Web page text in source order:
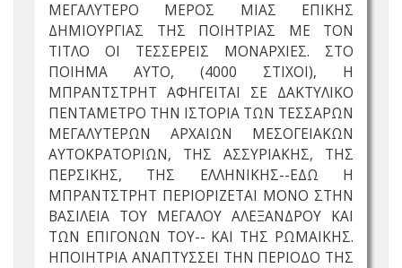
ΜΕΓΑΛΥΤΕΡΟ ΜΕΡΟΣ ΜΙΑΣ ΕΠΙΚΗΣ
ΔΗΜΙΟΥΡΓΙΑΣ ΤΗΣ ΠΟΙΗΤΡΙΑΣ ΜΕ ΤΟΝ
ΤΙΤΛΟ ΟΙ ΤΕΣΣΕΡΕΙΣ ΜΟΝΑΡΧΙΕΣ. ΣΤΟ
ΠΟΙΗΜΑ ΑΥΤΟ, (4000 ΣΤΙΧΟΙ), Η
ΜΠΡΑΝΤΣΤΡΗΤ ΑΦΗΓΕΙΤΑΙ ΣΕ ΔΑΚΤΥΛΙΚΟ
ΠΕΝΤΑΜΕΤΡΟ ΤΗΝ ΙΣΤΟΡΙΑ ΤΩΝ ΤΕΣΣΑΡΩΝ
ΜΕΓΑΛΥΤΕΡΩΝ ΑΡΧΑΙΩΝ ΜΕΣΟΓΕΙΑΚΩΝ
ΑΥΤΟΚΡΑΤΟΡΙΩΝ, ΤΗΣ ΑΣΣΥΡΙΑΚΗΣ, ΤΗΣ
ΠΕΡΣΙΚΗΣ, ΤΗΣ ΕΛΛΗΝΙΚΗΣ--ΕΔΩ Η
ΜΠΡΑΝΤΣΤΡΗΤ ΠΕΡΙΟΡΙΖΕΤΑΙ ΜΟΝΟ ΣΤΗΝ
ΒΑΣΙΛΕΙΑ ΤΟΥ ΜΕΓΑΛΟΥ ΑΛΕΞΑΝΔΡΟΥ ΚΑΙ
ΤΩΝ ΕΠΙΓΟΝΩΝ ΤΟΥ-- ΚΑΙ ΤΗΣ ΡΩΜΑΙΚΗΣ.
ΗΠΟΙΗΤΡΙΑ ΑΝΑΠΤΥΣΣΕΙ ΤΗΝ ΠΕΡΙΟΔΟ ΤΗΣ